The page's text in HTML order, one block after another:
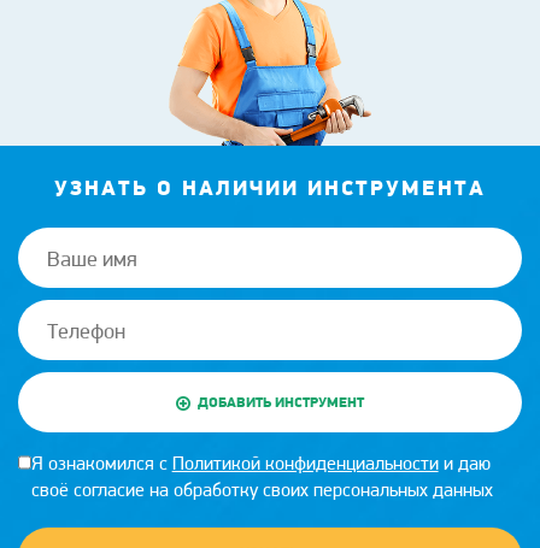
УЗНАТЬ О НАЛИЧИИ ИНСТРУМЕНТА
ДОБАВИТЬ ИНСТРУМЕНТ
Я ознакомился с Политикой конфиденциальностии даю
своё согласие на обработку своих персональных данных